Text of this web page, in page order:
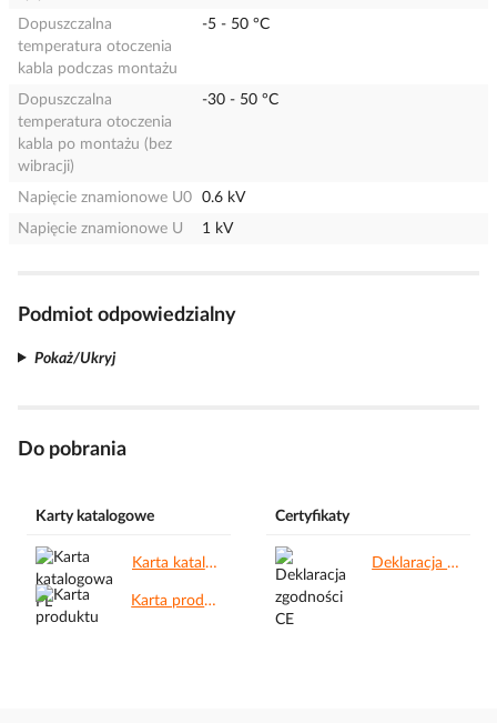
Dopuszczalna
temperatura otoczenia
kabla podczas montażu
-5 - 50 °C
Dopuszczalna
temperatura otoczenia
kabla po montażu (bez
wibracji)
-30 - 50 °C
Napięcie znamionowe U0
0.6 kV
Napięcie znamionowe U
1 kV
Podmiot odpowiedzialny
Pokaż/Ukryj
Do pobrania
Karty katalogowe
Karta katalogowa PL.pdf
Karta produktu.pdf
Certyfikaty
Deklaracja zgodności CE.pdf